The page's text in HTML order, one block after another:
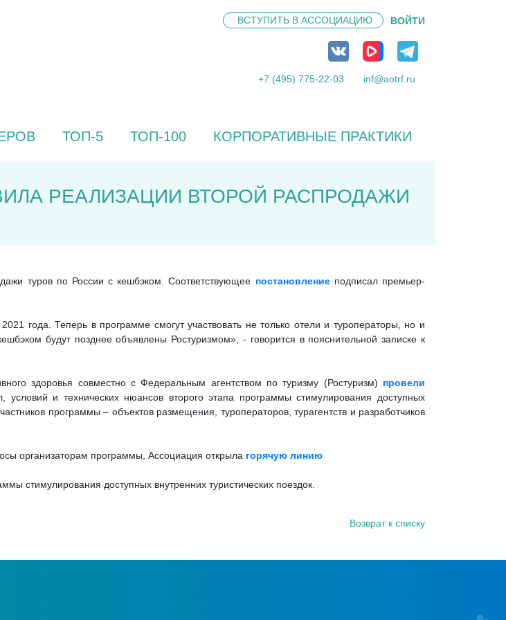
ВСТУПИТЬ В АССОЦИАЦИЮ ВОЙТИ
+7 (495) 775-22-03 inf@aotrf.ru
ТОП-5 ТОП-100 КОРПОРАТИВНЫЕ ПРАКТИКИ
РЕАЛИЗАЦИИ ВТОРОЙ РАСПРОДАЖИ
туров по России с кешбэком. Соответствующее постановлениеподписал премьер-
года. Теперь в программе смогут участвовать не только отели и туроператоры, но и
будут позднее объявлены Ростуризмом», - говорится в пояснительной записке к
здоровья совместно с Федеральным агентством по туризму (Ростуризм) провели
и технических нюансов второго этапа программы стимулирования доступных
программы – объектов размещения, туроператоров, турагентств и разработчиков
организаторам программы, Ассоциация открыла горячую линию
стимулирования доступных внутренних туристических поездок.
Возврат к списку